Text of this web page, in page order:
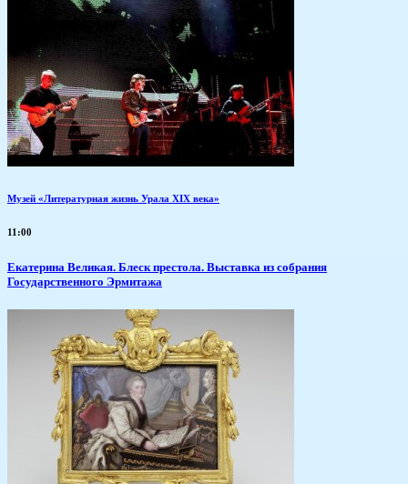
Музей «Литературная жизнь Урала XIX века»
11:00
Екатерина Великая. Блеск престола. Выставка из собрания
Государственного Эрмитажа